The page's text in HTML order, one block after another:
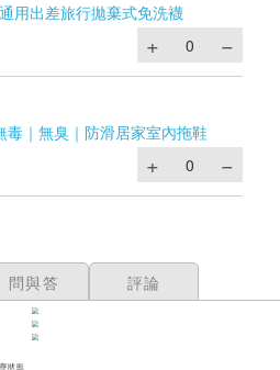
用出差旅行拋棄式免洗襪
｜無臭｜防滑居家室內拖鞋
問與答 評論